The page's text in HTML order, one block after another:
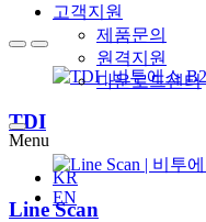
고객지원
제품문의
원격지원
다운로드센터
Menu
KR
EN
TDI
Line Scan